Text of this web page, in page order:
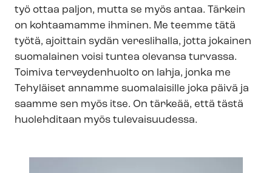
työ ottaa paljon, mutta se myös antaa. Tärkein
on kohtaamamme ihminen. Me teemme tätä
työtä, ajoittain sydän vereslihalla, jotta jokainen
suomalainen voisi tuntea olevansa turvassa.
Toimiva terveydenhuolto on lahja, jonka me
Tehyläiset annamme suomalaisille joka päivä ja
saamme sen myös itse. On tärkeää, että tästä
huolehditaan myös tulevaisuudessa.